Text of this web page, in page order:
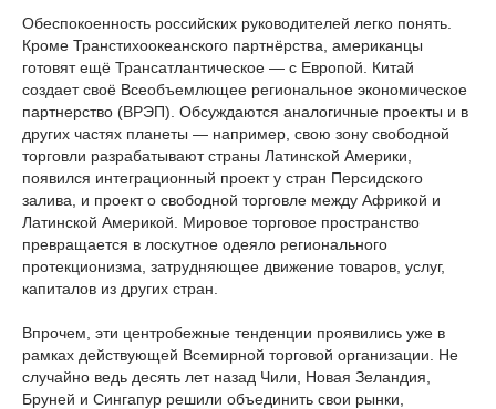
Обеспокоенность российских руководителей легко понять.
Кроме Транстихоокеанского партнёрства, американцы
готовят ещё Трансатлантическое — с Европой. Китай
создает своё Всеобъемлющее региональное экономическое
партнерство (ВРЭП). Обсуждаются аналогичные проекты и в
других частях планеты — например, свою зону свободной
торговли разрабатывают страны Латинской Америки,
появился интеграционный проект у стран Персидского
залива, и проект о свободной торговле между Африкой и
Латинской Америкой. Мировое торговое пространство
превращается в лоскутное одеяло регионального
протекционизма, затрудняющее движение товаров, услуг,
капиталов из других стран.
Впрочем, эти центробежные тенденции проявились уже в
рамках действующей Всемирной торговой организации. Не
случайно ведь десять лет назад Чили, Новая Зеландия,
Бруней и Сингапур решили объединить свои рынки,